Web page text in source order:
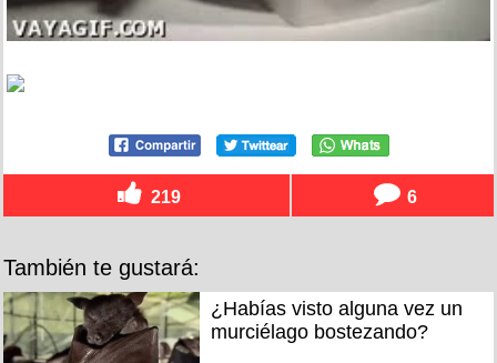
219 6
También te gustará:
¿Habías visto alguna vez un
murciélago bostezando?